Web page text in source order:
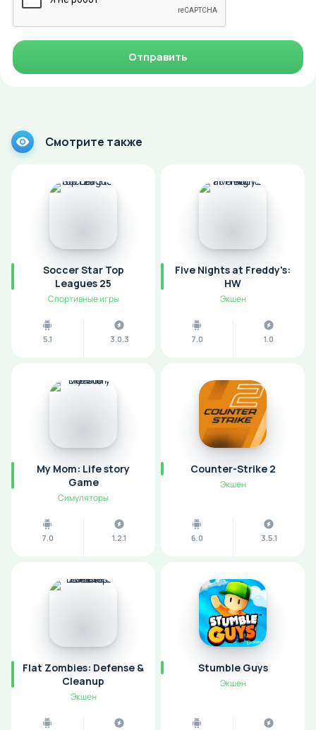
Отправить
Смотрите также
Soccer Star Top
Leagues 25
Спортивные игры
5.1 3.0.3
Five Nights at Freddy's:
HW
Экшен
7.0 1.0
My Mom: Life story
Game
Симуляторы
7.0 1.2.1
Counter-Strike 2
Экшен
6.0 3.5.1
Flat Zombies: Defense &
Cleanup
Экшен
Stumble Guys
Экшен